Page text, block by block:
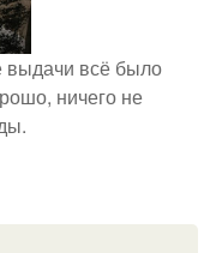
выдачи всё было
ничего не